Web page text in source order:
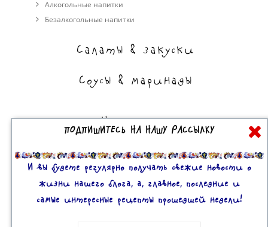
Алкогольные напитки
Безалкогольные напитки
Салаты & закуски
Соусы & маринады
На сладкое
Торты, пирожные, выпечка
Десерты
ПОДПИШИТЕСЬ НА НАШУ РАССЫЛКУ
И вы будете регулярно получать свежие новости о
жизни нашего блога, а, главное, последние и
самые интересные рецепты прошедшей недели!